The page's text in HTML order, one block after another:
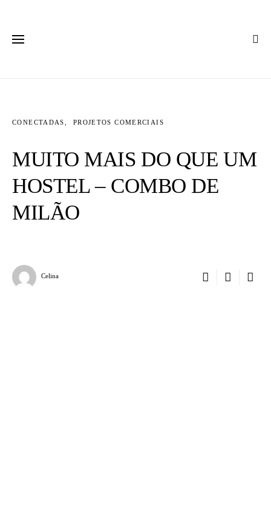
CONECTADAS PROJETOS COMERCIAIS
MUITO MAIS DO QUE UM
HOSTEL – COMBO DE
MILÃO
Celina